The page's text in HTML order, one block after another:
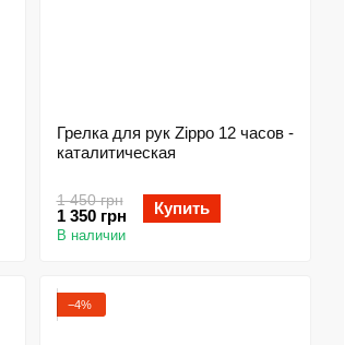
Грелка для рук Zippo 12 часов -
каталитическая
1 450 грн
1 350 грн Купить
В наличии
−4%